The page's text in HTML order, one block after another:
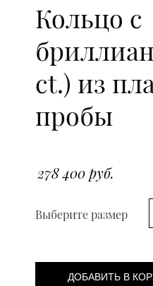
Кольцо с
ct.) из
пробы
278 400 руб.
Выберите размер
ДОБАВИТЬ В